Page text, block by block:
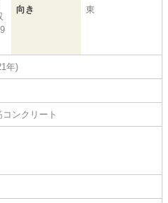
向き 東
年)
ンクリート